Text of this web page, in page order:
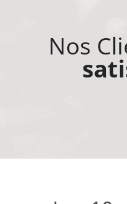
Nos